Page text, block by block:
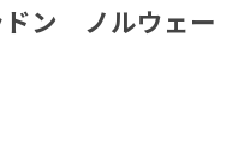
ドン ノルウェー